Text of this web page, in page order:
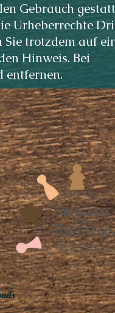
Gebrauch
Urheberrechte
Sie trotzdem auf
Hinweis. Bei
entfernen.